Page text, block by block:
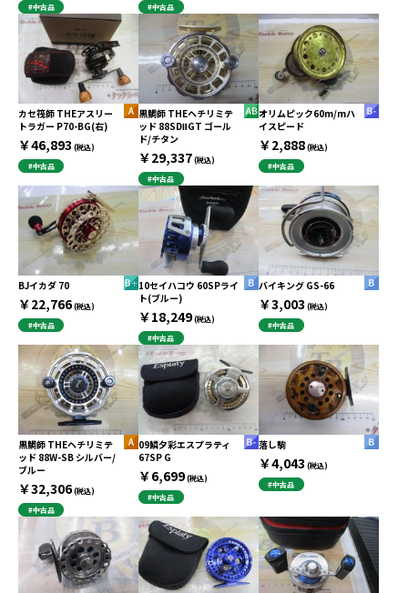
#中古品
#中古品
カセ筏師 THEアスリー
トラガー P70-BG(右)
￥46,893 (税込)
#中古品
黒鯛師 THEヘチリミテ
ッド 88SDⅡGT ゴール
ド/チタン
￥29,337(税込)
#中古品
オリムピック60m/mハ
イスピード
￥2,888(税込)
#中古品
BJイカダ 70
￥22,766(税込)
#中古品
10セイハコウ 60SPライ
ト(ブルー)
￥18,249(税込)
#中古品
バイキング GS-66
￥3,003 (税込)
#中古品
黒鯛師 THEヘチリミテ
ッド 88W-SB シルバー/
ブルー
￥32,306(税込)
#中古品
09鱗夕彩エスプラティ
67SP G
￥6,699(税込)
#中古品
落し駒
￥4,043 (税込)
#中古品